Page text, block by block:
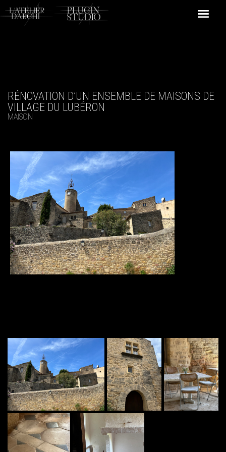
RÉNOVATION D’UN ENSEMBLE DE MAISONS DE
VILLAGE DU LUBÉRON
MAISON